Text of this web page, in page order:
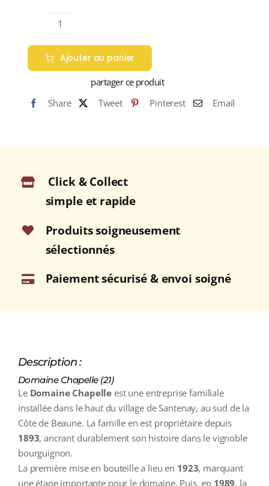
quantité
de
Domaine
Chapelle
Vris"
Rouge
Bouteille
75cl
Ajouter au panier
partager ce produit
Share
Tweet Pinterest Email
Click & Collect
simple et rapide
Produits soigneusement
sélectionnés
Paiement sécurisé & envoi soigné
Description :
Domaine Chapelle (21)
Le Domaine Chapelle est une entreprise familiale
installée dans le haut du village de Santenay, au sud de la
Côte de Beaune. La famille en est propriétaire depuis
1893, ancrant durablement son histoire dans le vignoble
bourguignon.
La première mise en bouteille a lieu en 1923, marquant
une étape importante pour le domaine. Puis, en 1989, la